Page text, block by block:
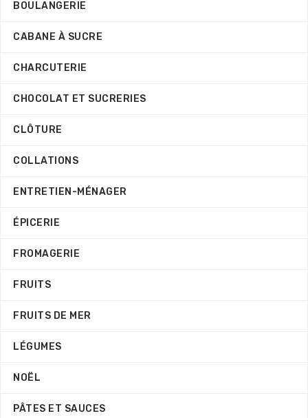
BOULANGERIE
CABANE À SUCRE
CHARCUTERIE
CHOCOLAT ET SUCRERIES
CLÔTURE
COLLATIONS
ENTRETIEN-MÉNAGER
ÉPICERIE
FROMAGERIE
FRUITS
FRUITS DE MER
LÉGUMES
NOËL
PÂTES ET SAUCES